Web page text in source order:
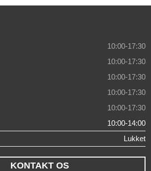
10:00-17:30
10:00-17:30
10:00-17:30
10:00-17:30
10:00-17:30
10:00-14:00
Lukket
KONTAKT OS